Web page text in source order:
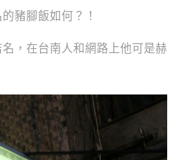
豬腳飯如何？！
，在台南人和網路上他可是赫